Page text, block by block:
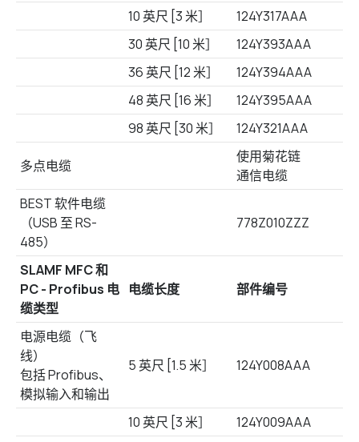
10 英尺 [3 米］
124Y317AAA
30 英尺 [10 米］
124Y393AAA
36 英尺 [12 米］
124Y394AAA
48 英尺 [16 米］
124Y395AAA
98 英尺 [30 米］
124Y321AAA
多点电缆
使用菊花链
通信电缆
BEST 软件电缆
（USB 至 RS-
485）
778Z010ZZZ
SLAMF MFC 和
PC - Profibus 电
缆类型
电缆长度 部件编号
电源电缆（飞
线）
包括 Profibus、
模拟输入和输出
5 英尺 [1.5 米］ 124Y008AAA
10 英尺 [3 米］
124Y009AAA